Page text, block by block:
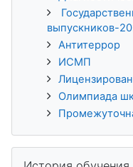
выпускников-
Антитеррор
ИСМП
Олимпиада